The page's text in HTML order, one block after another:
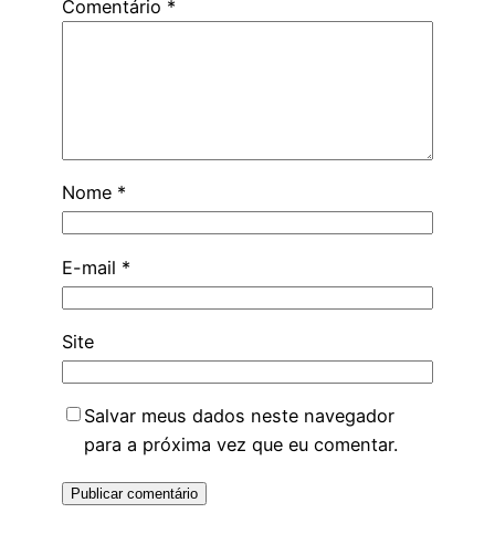
Comentário *
Nome *
E-mail *
Site
Salvar meus dados neste navegador
para a próxima vez que eu comentar.